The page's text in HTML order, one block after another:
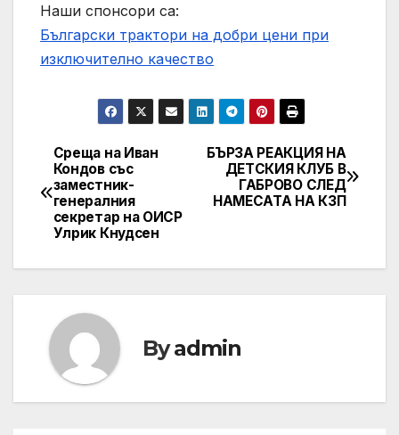
Наши спонсори са:
Български трактори на добри цени при
изключително качество
Post
navigation
БЪРЗА РЕАКЦИЯ НА
ДЕТСКИЯ КЛУБ В
ГАБРОВО СЛЕД
НАМЕСАТА НА КЗП
Среща на Иван
Кондов със
заместник-
генералния
секретар на ОИСР
Улрик Кнудсен
Byadmin